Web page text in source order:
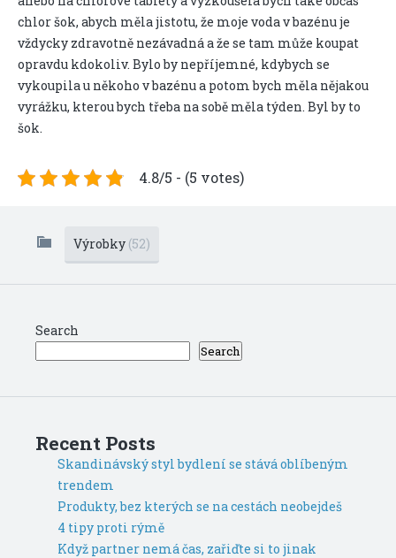
chlor šok, abych měla jistotu, že moje voda v bazénu je
vždycky zdravotně nezávadná a že se tam může koupat
opravdu kdokoliv. Bylo by nepříjemné, kdybych se
vykoupila u někoho v bazénu a potom bych měla nějakou
vyrážku, kterou bych třeba na sobě měla týden. Byl by to
šok.
4.8/5 - (5 votes)
Výrobky (52)
Search
Search
Recent Posts
Skandinávský styl bydlení se stává oblíbeným
trendem
Produkty, bez kterých se na cestách neobejdeš
4 tipy proti rýmě
Když partner nemá čas, zařiďte si to jinak